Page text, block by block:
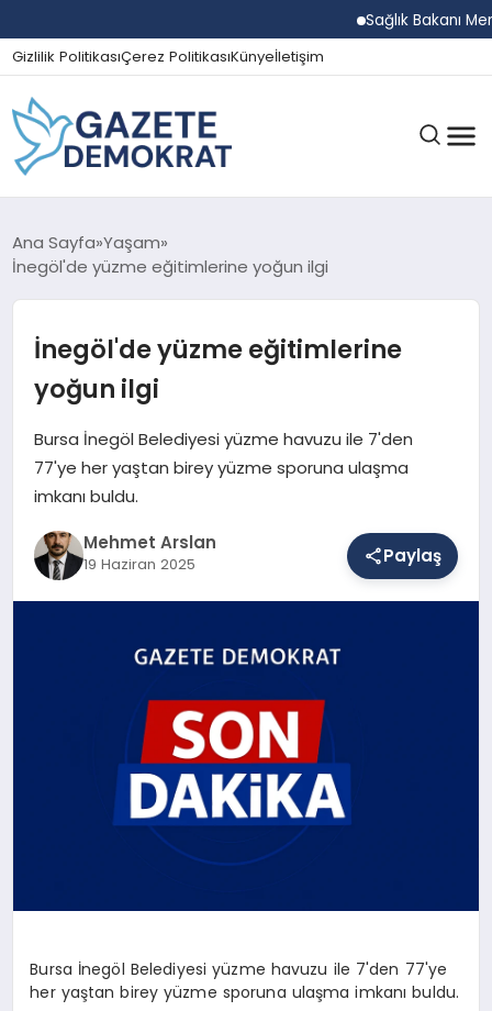
Sağlık Bakanı
Gizlilik PolitikasıÇerez PolitikasıKünyeİletişim
GÜNDEM
SPOR
MAGAZIN
SAĞLIK
Ana Sayfa Yaşam
İnegöl'de yüzme eğitimlerine yoğun ilgi
İnegöl'de yüzme eğitimlerine
yoğun ilgi
Bursa İnegöl Belediyesi yüzme havuzu ile 7'den
77'ye her yaştan birey yüzme sporuna ulaşma
imkanı buldu.
Mehmet Arslan
19 Haziran 2025 Paylaş
Bursa İnegöl Belediyesi yüzme havuzu ile 7'den 77'ye
her yaştan birey yüzme sporuna ulaşma imkanı buldu.